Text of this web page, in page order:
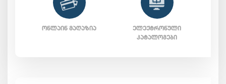
ᲝᲜᲚᲐᲘᲜ ᲛᲐᲦᲐᲖᲘᲐ
ᲔᲚᲔᲥᲢᲠᲝᲜᲣᲚᲘ
ᲙᲐᲢᲐᲚᲝᲒᲔᲑᲘ